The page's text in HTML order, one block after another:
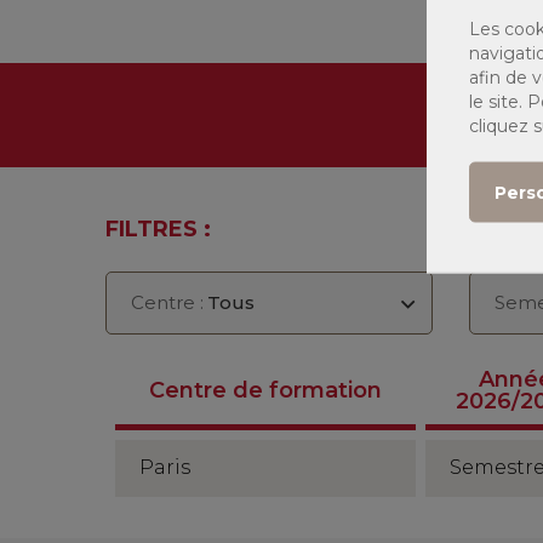
FILTRES :
Centre : Tous
Centre de formation
2026/
Paris Semestre
Les
afin de
le site.
cliquez